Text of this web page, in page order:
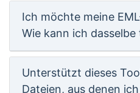
Ich möchte meine
Wie kann ich dasselbe
Unterstützt dieses
Dateien, aus denen